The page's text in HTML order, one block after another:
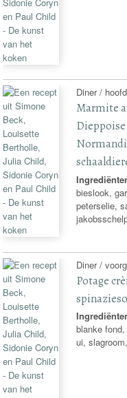
Diner /
Marmite
bieslook,
peterselie,
Diner /
Potage
blanke
ui,